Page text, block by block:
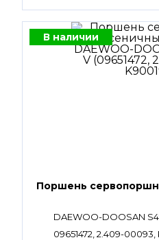
В наличии
Поршень
DAEWOO-DOOSAN
09651472, 2.409-00093,